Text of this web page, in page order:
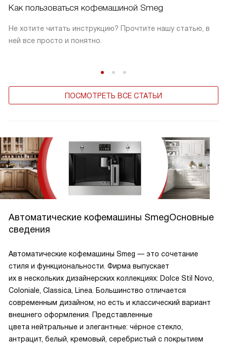
Как пользоваться кофемашиной Smeg
Не хотите читать инструкцию? Прочтите нашу статью, в
ней все просто и понятно.
ПОСМОТРЕТЬ ВСЕ СТАТЬИ
Автоматические кофемашины SmegОсновные
сведения
Автоматические кофемашины Smeg — это сочетание
стиля и функциональности. Фирма выпускает
их в нескольких дизайнерских коллекциях: Dolce Stil Novo,
Coloniale, Classica, Linea. Большинство отличается
современным дизайном, но есть и классический вариант
внешнего оформления. Представленные
цвета нейтральные и элегантные: чёрное стекло,
антрацит, белый, кремовый, серебристый с покрытием